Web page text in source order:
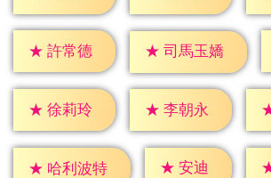
★ 許常德 ★ 司馬玉嬌
★ 徐莉玲 ★ 李朝永
★ 哈利波特 ★ 安迪